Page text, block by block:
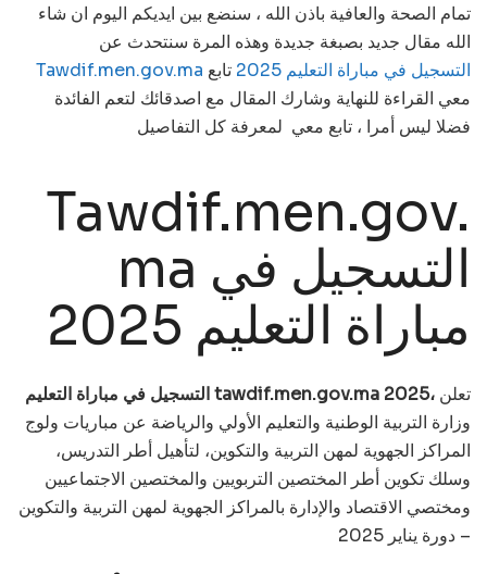
تمام الصحة والعافية باذن الله ، سنضع بين ايديكم اليوم ان شاء
الله مقال جديد بصبغة جديدة وهذه المرة سنتحدث عن
Tawdif.men.gov.ma التسجيل في مباراة التعليم 2025
تابع
معي القراءة للنهاية وشارك المقال مع اصدقائك لتعم الفائدة
فضلا ليس أمرا ، تابع معي لمعرفة كل التفاصيل
Tawdif.men.gov.
ma التسجيل في
مباراة التعليم 2025
التسجيل في مباراة التعليم tawdif.men.gov.ma 2025، تعلن
وزارة التربية الوطنية والتعليم الأولي والرياضة عن مباريات ولوج
المراكز الجهوية لمهن التربية والتكوين، لتأهيل أطر التدريس،
وسلك تكوين أطر المختصين التربويين والمختصين الاجتماعيين
ومختصي الاقتصاد والإدارة بالمراكز الجهوية لمهن التربية والتكوين
– دورة يناير 2025